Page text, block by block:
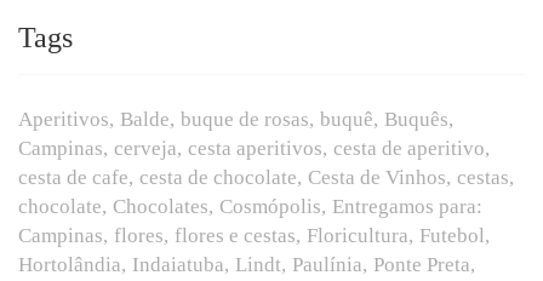
Tags
Aperitivos Balde buque de rosas buquê Buquês
Campinas cerveja cesta aperitivos cesta de aperitivo
cesta de cafe cesta de chocolate Cesta de Vinhos cestas
chocolate Chocolates Cosmópolis Entregamos para:
Campinas flores flores e cestas Floricultura Futebol
Hortolândia Indaiatuba Lindt Paulínia Ponte Preta